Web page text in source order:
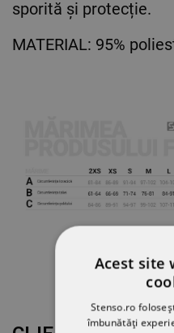
sporită și protecție.
MATERIAL: 95%
Acest site
Stenso.ro
îmbunătăți